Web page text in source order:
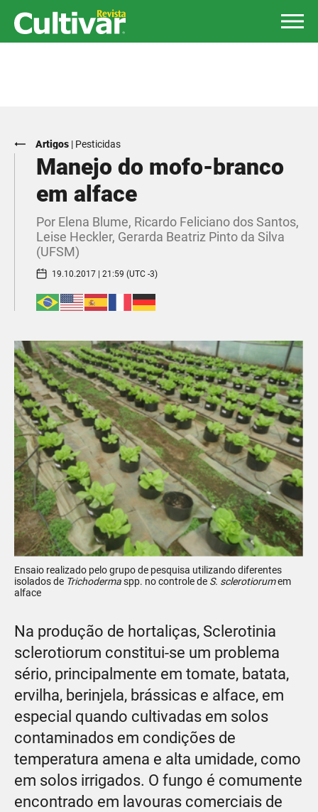
Artigos | Pesticidas
Manejo do mofo-branco
em alface
Por Elena Blume, Ricardo Feliciano dos Santos,
Leise Heckler, Gerarda Beatriz Pinto da Silva
(UFSM)
19.10.2017 | 21:59 (UTC -3)
Ensaio realizado pelo grupo de pesquisa utilizando diferentes
isolados de Trichodermaspp. no controle de S. sclerotiorumem
alface
Na produção de hortaliças, Sclerotinia
sclerotiorum constitui-se um problema
sério, principalmente em tomate, batata,
ervilha, berinjela, brássicas e alface, em
especial quando cultivadas em solos
contaminados em condições de
temperatura amena e alta umidade, como
em solos irrigados. O fungo é comumente
encontrado em lavouras comerciais de